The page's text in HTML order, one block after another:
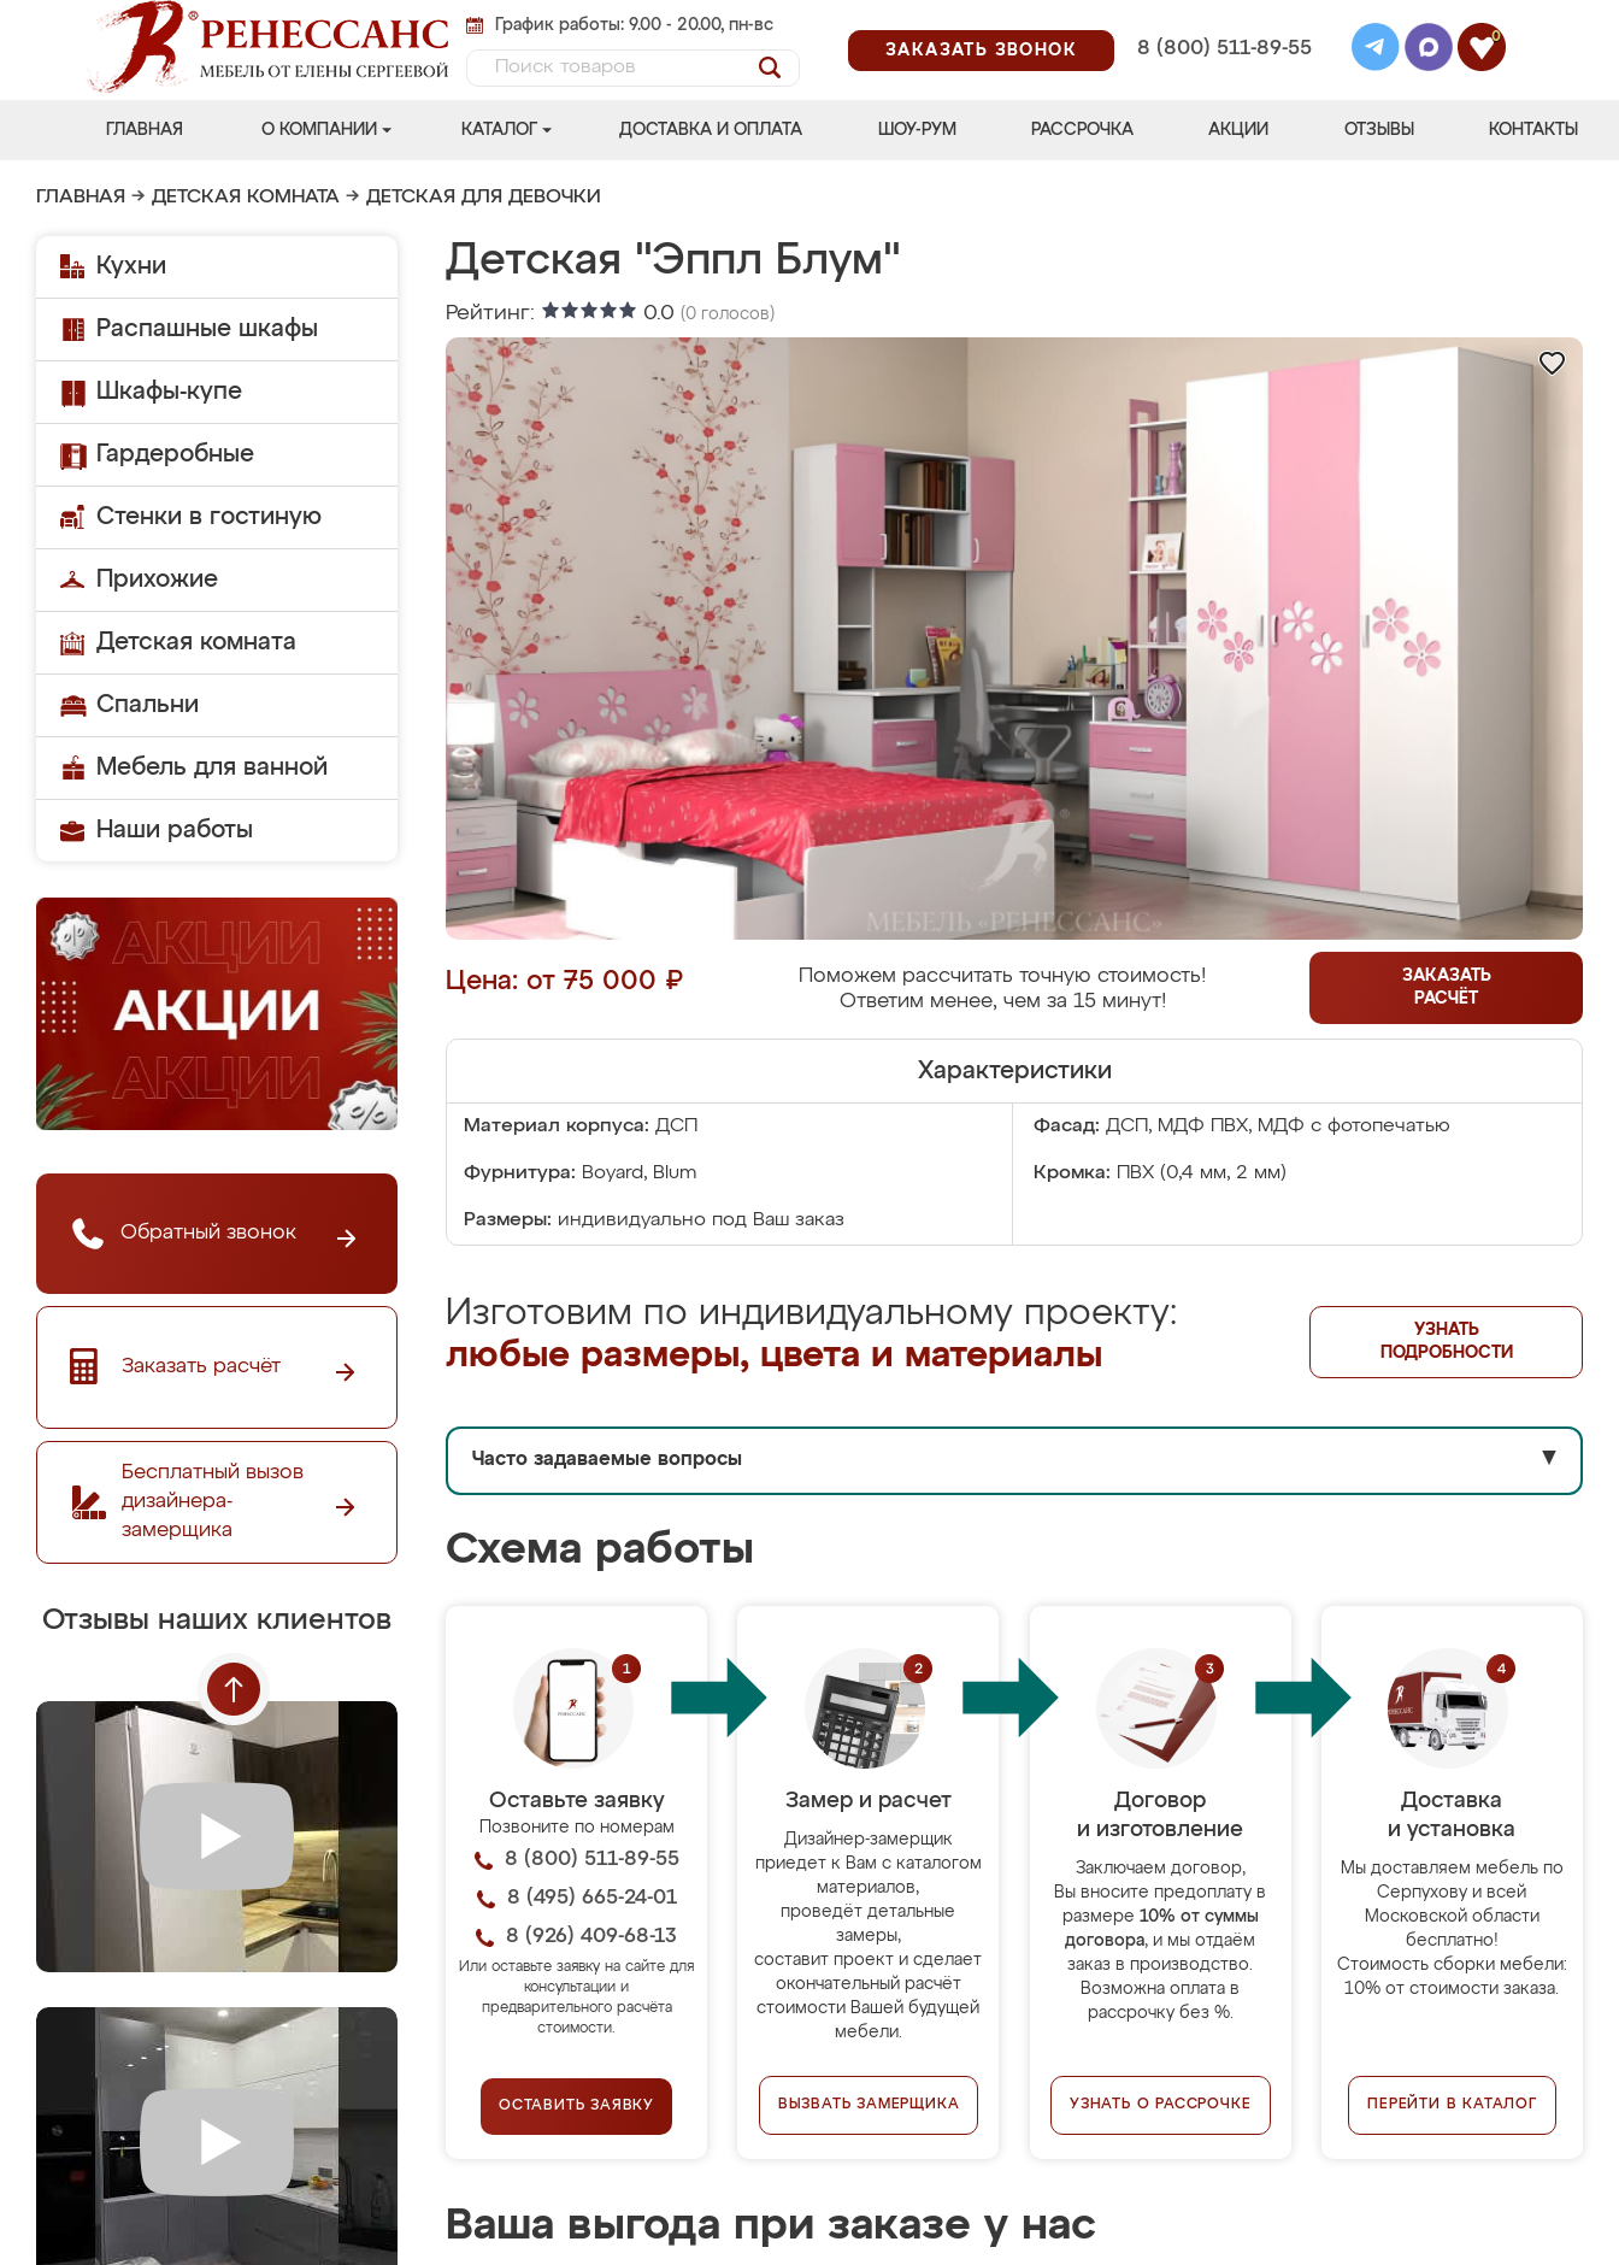
График работы: 9.00 - 20.00, пн-вс
ЗАКАЗАТЬ ЗВОНОК
8 (800) 511-89-55
0
ГЛАВНАЯ О КОМПАНИИ КАТАЛОГ ДОСТАВКА И ОПЛАТА ШОУ-РУМ РАССРОЧКА АКЦИИ ОТЗЫВЫ КОНТАКТЫ
ГЛАВНАЯ → ДЕТСКАЯ КОМНАТА → ДЕТСКАЯ ДЛЯ ДЕВОЧКИ
Кухни
Распашные шкафы
Шкафы-купе
Гардеробные
Стенки в гостиную
Прихожие
Детская комната
Спальни
Мебель для ванной
Наши работы
Обратный звонок
Заказать расчёт
Бесплатный вызов
дизайнера-
замерщика
Отзывы наших клиентов
Детская "Эппл Блум"
Рейтинг: 0.0 (0 голосов)
Цена: от 75 000 ₽
Поможем рассчитать точную стоимость!
Ответим менее, чем за 15 минут!
ЗАКАЗАТЬ
РАСЧЁТ
Характеристики
Материал корпуса: ДСП Фасад: ДСП, МДФ ПВХ, МДФ с фотопечатью
Фурнитура: Boyard, Blum Кромка: ПВХ (0,4 мм, 2 мм)
Размеры: индивидуально под Ваш заказ
Изготовим по индивидуальному проекту:
любые размеры, цвета и материалы
УЗНАТЬ
ПОДРОБНОСТИ
Часто задаваемые вопросы ▼
Схема работы
Оставьте заявку
Позвоните по номерам
8 (800) 511-89-55
8 (495) 665-24-01
8 (926) 409-68-13
Или оставьте заявку на сайте для
консультации и
предварительного расчёта
стоимости.
ОСТАВИТЬ ЗАЯВКУ
Замер и расчет
Дизайнер-замерщик
приедет к Вам с каталогом
материалов,
проведёт детальные
замеры,
составит проект и сделает
окончательный расчёт
стоимости Вашей будущей
мебели.
ВЫЗВАТЬ ЗАМЕРЩИКА
Договор
и изготовление
Заключаем договор,
Вы вносите предоплату в
размере 10% от суммы
договора, и мы отдаём
заказ в производство.
Возможна оплата в
рассрочку без %.
УЗНАТЬ О РАССРОЧКЕ
Доставка
и установка
Мы доставляем мебель по
Серпухову и всей
Московской области
бесплатно!
Стоимость сборки мебели:
10% от стоимости заказа.
ПЕРЕЙТИ В КАТАЛОГ
Ваша выгода при заказе у нас